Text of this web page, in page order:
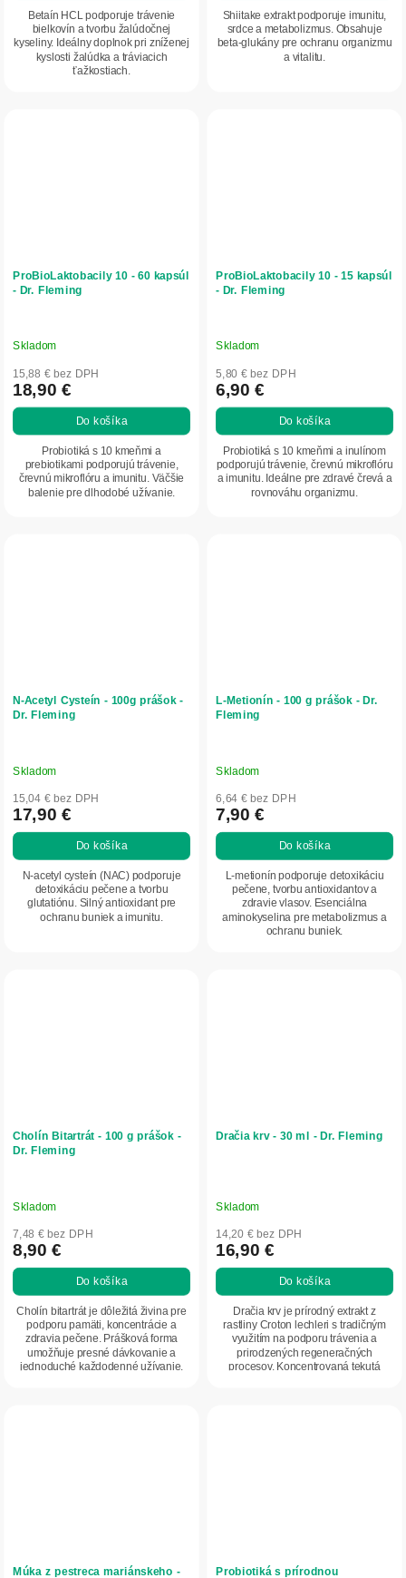
Betaín HCL podporuje trávenie
bielkovín a tvorbu žalúdočnej
kyseliny. Ideálny doplnok pri zníženej
kyslosti žalúdka a tráviacich
ťažkostiach.
Shiitake extrakt podporuje imunitu,
srdce a metabolizmus. Obsahuje
beta-glukány pre ochranu organizmu
a vitalitu.
ProBioLaktobacily 10 - 60 kapsúl
- Dr. Fleming
Skladom
15,88 € bez DPH
18,90 €
Do košíka
Probiotiká s 10 kmeňmi a
prebiotikami podporujú trávenie,
črevnú mikroflóru a imunitu. Väčšie
balenie pre dlhodobé užívanie.
ProBioLaktobacily 10 - 15 kapsúl
- Dr. Fleming
Skladom
5,80 € bez DPH
6,90 €
Do košíka
Probiotiká s 10 kmeňmi a inulínom
podporujú trávenie, črevnú mikroflóru
a imunitu. Ideálne pre zdravé črevá a
rovnováhu organizmu.
N-Acetyl Cysteín - 100g prášok -
Dr. Fleming
Skladom
15,04 € bez DPH
17,90 €
Do košíka
N-acetyl cysteín (NAC) podporuje
detoxikáciu pečene a tvorbu
glutatiónu. Silný antioxidant pre
ochranu buniek a imunitu.
L-Metionín - 100 g prášok - Dr.
Fleming
Skladom
6,64 € bez DPH
7,90 €
Do košíka
L-metionín podporuje detoxikáciu
pečene, tvorbu antioxidantov a
zdravie vlasov. Esenciálna
aminokyselina pre metabolizmus a
ochranu buniek.
Cholín Bitartrát - 100 g prášok -
Dr. Fleming
Skladom
7,48 € bez DPH
8,90 €
Do košíka
Cholín bitartrát je dôležitá živina pre
podporu pamäti, koncentrácie a
zdravia pečene. Prášková forma
umožňuje presné dávkovanie a
jednoduché každodenné užívanie.
Dračia krv - 30 ml - Dr. Fleming
Skladom
14,20 € bez DPH
16,90 €
Do košíka
Dračia krv je prírodný extrakt z
rastliny Croton lechleri s tradičným
využitím na podporu trávenia a
prirodzených regeneračných
procesov. Koncentrovaná tekutá
Múka z pestreca mariánskeho - Probiotiká s prírodnou